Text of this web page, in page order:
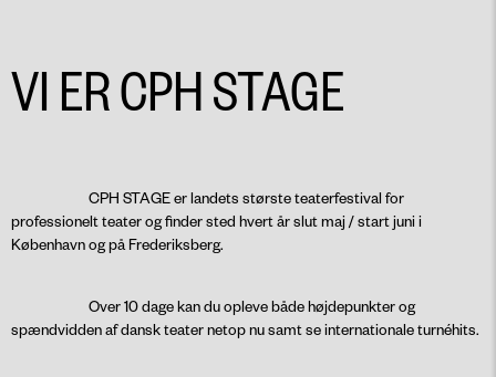
VI ER CPH STAGE
CPH STAGE er landets største teaterfestival for
professionelt teater og finder sted hvert år slut maj / start juni i
København og på Frederiksberg.
Over 10 dage kan du opleve både højdepunkter og
spændvidden af dansk teater netop nu samt se internationale turnéhits.